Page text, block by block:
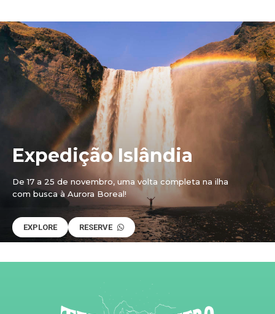
Expedição Islândia
De 17 a 25 de novembro, uma volta completa na ilha
com busca à Aurora Boreal!
EXPLORE RESERVE